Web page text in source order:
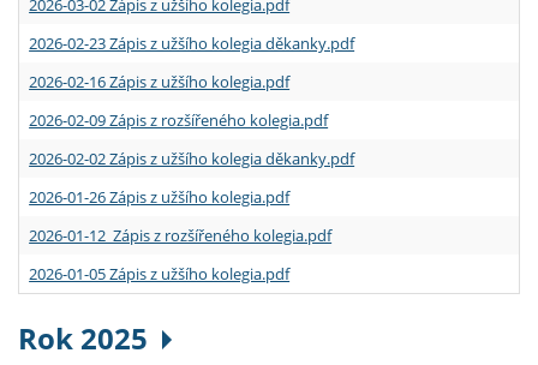
2026-02-23 Zápis z užšího kolegia děkanky.pdf
2026-02-16 Zápis z užšího kolegia.pdf
2026-02-09 Zápis z rozšířeného kolegia.pdf
2026-02-02 Zápis z užšího kolegia děkanky.pdf
2026-01-26 Zápis z užšího kolegia.pdf
2026-01-12 Zápis z rozšířeného kolegia.pdf
2026-01-05 Zápis z užšího kolegia.pdf
Rok 2025